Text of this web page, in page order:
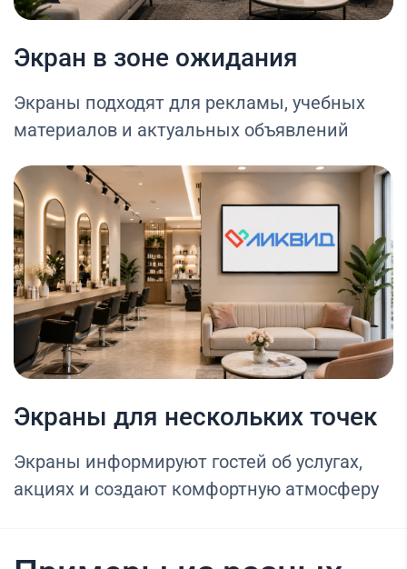
Экран в зоне ожидания
Экраны подходят для рекламы, учебных
материалов и актуальных объявлений
Экраны для нескольких точек
Экраны информируют гостей об услугах,
акциях и создают комфортную атмосферу